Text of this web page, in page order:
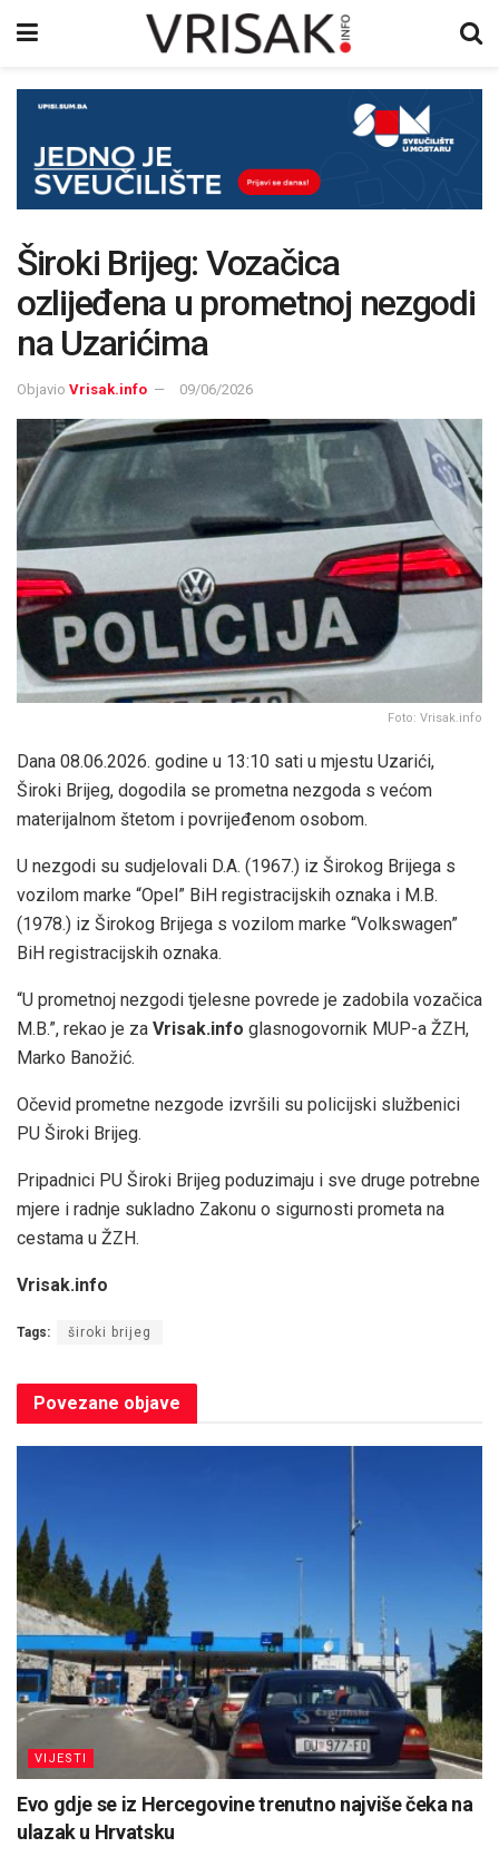
Široki Brijeg: Vozačica
ozlijeđena u prometnoj nezgodi
na Uzarićima
Objavio Vrisak.info 09/06/2026
Foto: Vrisak.info
Dana 08.06.2026. godine u 13:10 sati u mjestu Uzarići,
Široki Brijeg, dogodila se prometna nezgoda s većom
materijalnom štetom i povrijeđenom osobom.
U nezgodi su sudjelovali D.A. (1967.) iz Širokog Brijega s
vozilom marke “Opel” BiH registracijskih oznaka i M.B.
(1978.) iz Širokog Brijega s vozilom marke “Volkswagen”
BiH registracijskih oznaka.
“U prometnoj nezgodi tjelesne povrede je zadobila vozačica
M.B.”, rekao je za Vrisak.info glasnogovornik MUP-a ŽZH,
Marko Banožić.
Očevid prometne nezgode izvršili su policijski službenici
PU Široki Brijeg.
Pripadnici PU Široki Brijeg poduzimaju i sve druge potrebne
mjere i radnje sukladno Zakonu o sigurnosti prometa na
cestama u ŽZH.
Vrisak.info
Tags: široki brijeg
Povezane objave
VIJESTI
Evo gdje se iz Hercegovine trenutno najviše čeka na
ulazak u Hrvatsku